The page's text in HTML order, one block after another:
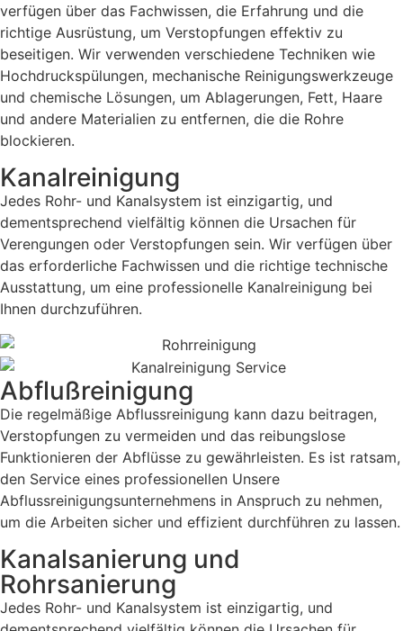
verfügen über das Fachwissen, die Erfahrung und die
richtige Ausrüstung, um Verstopfungen effektiv zu
beseitigen. Wir verwenden verschiedene Techniken wie
Hochdruckspülungen, mechanische Reinigungswerkzeuge
und chemische Lösungen, um Ablagerungen, Fett, Haare
und andere Materialien zu entfernen, die die Rohre
blockieren.
Kanalreinigung
Jedes Rohr- und Kanalsystem ist einzigartig, und
dementsprechend vielfältig können die Ursachen für
Verengungen oder Verstopfungen sein. Wir verfügen über
das erforderliche Fachwissen und die richtige technische
Ausstattung, um eine professionelle Kanalreinigung bei
Ihnen durchzuführen.
Abflußreinigung
Die regelmäßige Abflussreinigung kann dazu beitragen,
Verstopfungen zu vermeiden und das reibungslose
Funktionieren der Abflüsse zu gewährleisten. Es ist ratsam,
den Service eines professionellen Unsere
Abflussreinigungsunternehmens in Anspruch zu nehmen,
um die Arbeiten sicher und effizient durchführen zu lassen.
Kanalsanierung und
Rohrsanierung
Jedes Rohr- und Kanalsystem ist einzigartig, und